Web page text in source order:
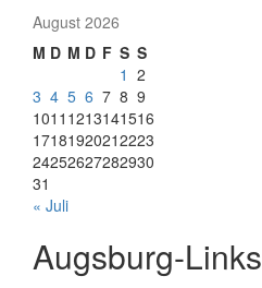
August 2026
M D M D F S S
1 2
3 4 5 6 7 8 9
1011 1213141516
17181920212223
24252627282930
31
« Juli
Augsburg-Links